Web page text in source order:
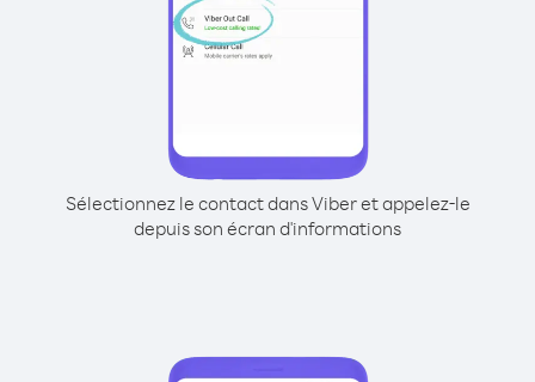
Sélectionnez le contact dans Viber et appelez-le
depuis son écran d'informations